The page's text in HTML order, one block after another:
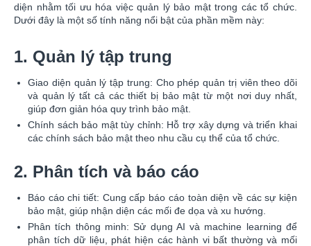
diện nhằm tối ưu hóa việc quản lý bảo mật trong các tổ chức.
Dưới đây là một số tính năng nổi bật của phần mềm này:
1. Quản lý tập trung
Giao diện quản lý tập trung: Cho phép quản trị viên theo dõi
và quản lý tất cả các thiết bị bảo mật từ một nơi duy nhất,
giúp đơn giản hóa quy trình bảo mật.
Chính sách bảo mật tùy chỉnh: Hỗ trợ xây dựng và triển khai
các chính sách bảo mật theo nhu cầu cụ thể của tổ chức.
2. Phân tích và báo cáo
Báo cáo chi tiết: Cung cấp báo cáo toàn diện về các sự kiện
bảo mật, giúp nhận diện các mối đe dọa và xu hướng.
Phân tích thông minh: Sử dụng AI và machine learning để
phân tích dữ liệu, phát hiện các hành vi bất thường và mối